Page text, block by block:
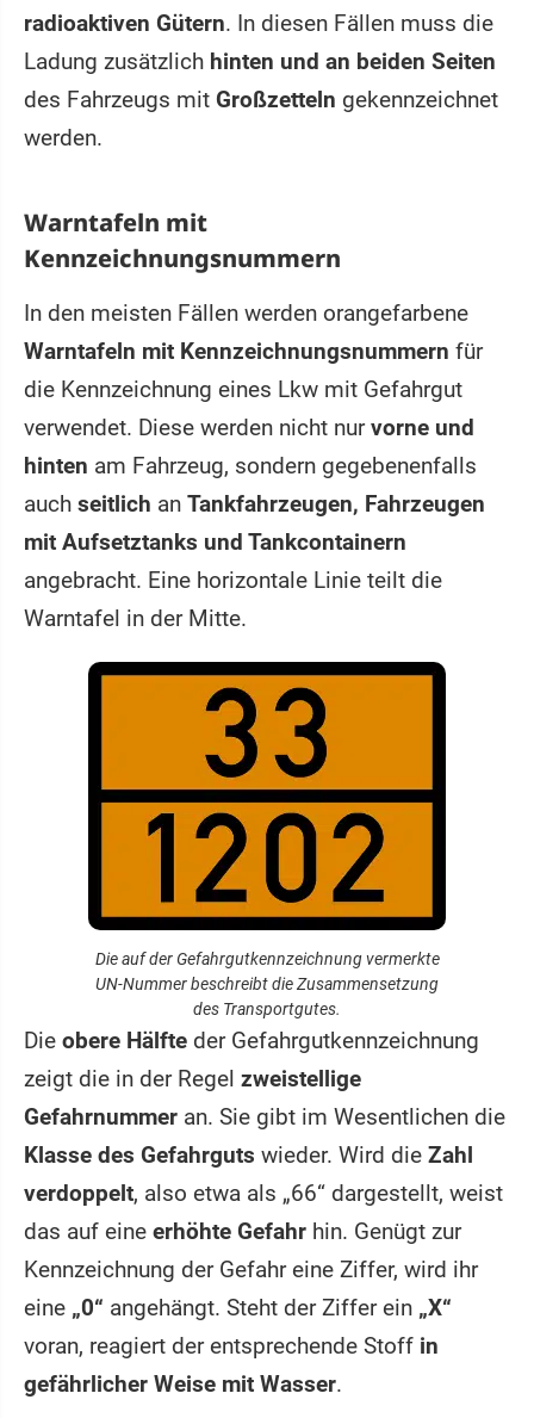
radioaktiven Gütern. In diesen Fällen muss die
Ladung zusätzlich hinten und an beiden Seiten
des Fahrzeugs mit Großzetteln gekennzeichnet
werden.
Warntafeln mit
Kennzeichnungsnummern
In den meisten Fällen werden orangefarbene
Warntafeln mit Kennzeichnungsnummern für
die Kennzeichnung eines Lkw mit Gefahrgut
verwendet. Diese werden nicht nurvorne und
hinten am Fahrzeug, sondern gegebenenfalls
auch seitlich an Tankfahrzeugen, Fahrzeugen
mit Aufsetztanks und Tankcontainern
angebracht. Eine horizontale Linie teilt die
Warntafel in der Mitte.
Die auf der Gefahrgutkennzeichnung vermerkte
UN-Nummer beschreibt die Zusammensetzung
des Transportgutes.
Die obere Hälfte der Gefahrgutkennzeichnung
zeigt die in der Regel zweistellige
Gefahrnummer an. Sie gibt im Wesentlichen die
Klasse des Gefahrguts wieder. Wird die Zahl
verdoppelt, also etwa als „66“ dargestellt, weist
das auf eine erhöhte Gefahr hin. Genügt zur
Kennzeichnung der Gefahr eine Ziffer, wird ihr
eine „0“ angehängt. Steht der Ziffer ein „X“
voran, reagiert der entsprechende Stoff in
gefährlicher Weise mit Wasser.